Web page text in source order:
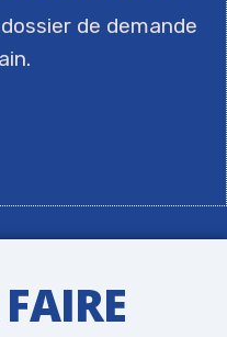
de demande